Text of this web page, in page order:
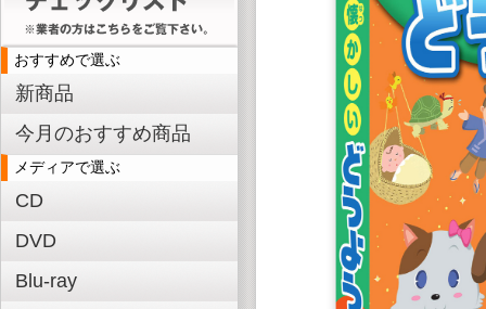
おすすめで選ぶ
新商品
今月のおすすめ商品
メディアで選ぶ
CD
DVD
Blu-ray